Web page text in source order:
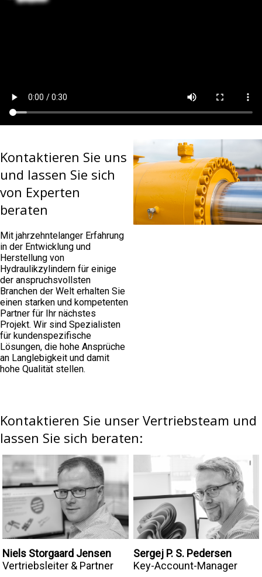
Kontaktieren Sie uns
und lassen Sie sich
von Experten
beraten
Mit jahrzehntelanger Erfahrung
in der Entwicklung und
Herstellung von
Hydraulikzylindern für einige
der anspruchsvollsten
Branchen der Welt erhalten Sie
einen starken und kompetenten
Partner für Ihr nächstes
Projekt. Wir sind Spezialisten
für kundenspezifische
Lösungen, die hohe Ansprüche
an Langlebigkeit und damit
hohe Qualität stellen.
Kontaktieren Sie unser Vertriebsteam und
lassen Sie sich beraten:
Niels Storgaard Jensen
Vertriebsleiter & Partner
Sergej P. S. Pedersen
Key-Account-Manager